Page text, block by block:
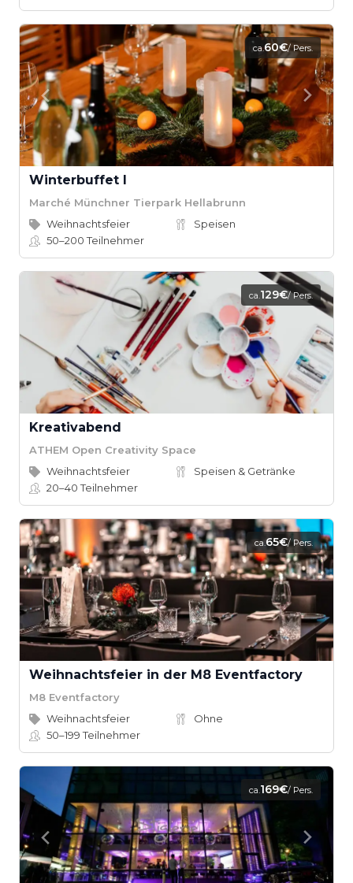
ca.60€/ Pers.
Winterbuffet I
Marché Münchner Tierpark Hellabrunn
Weihnachtsfeier
Speisen
50–200Teilnehmer
ca.129€/ Pers.
Kreativabend
ATHEM Open Creativity Space
Weihnachtsfeier
Speisen & Getränke
20–40Teilnehmer
ca.65€/ Pers.
Weihnachtsfeier in der M8 Eventfactory
M8 Eventfactory
Weihnachtsfeier
Ohne
50–199Teilnehmer
ca.169€/ Pers.